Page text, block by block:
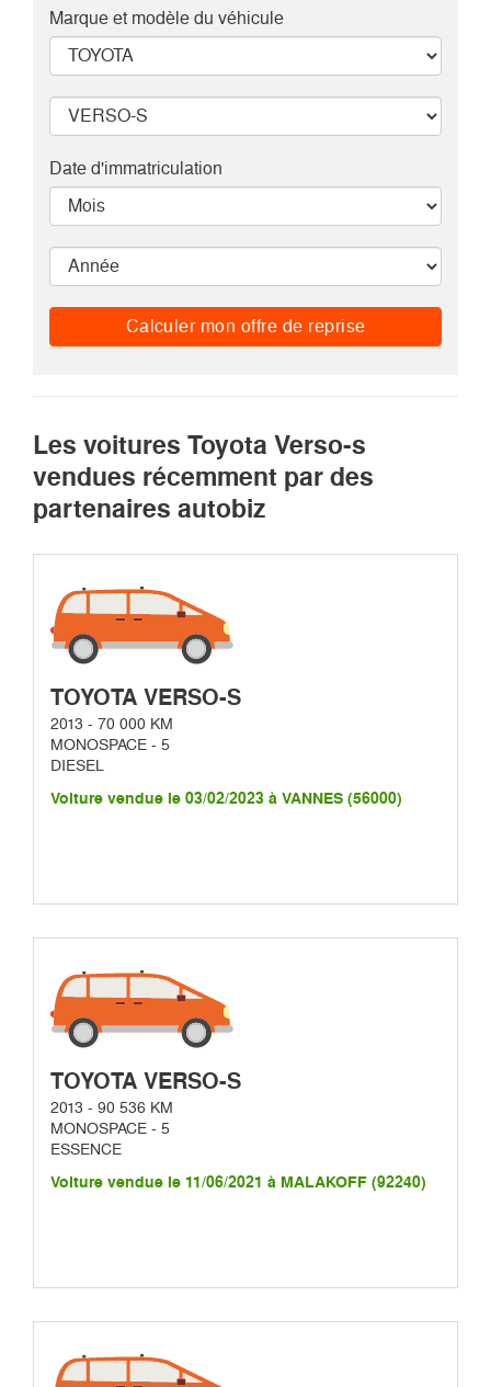
Marque et modèle du véhicule
Date d'immatriculation
Calculer mon offre de reprise
Les voitures Toyota Verso-s
vendues récemment par des
partenaires autobiz
TOYOTA VERSO-S
2013 - 70 000 KM
MONOSPACE - 5
DIESEL
Voiture vendue le 03/02/2023 à VANNES (56000)
TOYOTA VERSO-S
2013 - 90 536 KM
MONOSPACE - 5
ESSENCE
Voiture vendue le 11/06/2021 à MALAKOFF (92240)